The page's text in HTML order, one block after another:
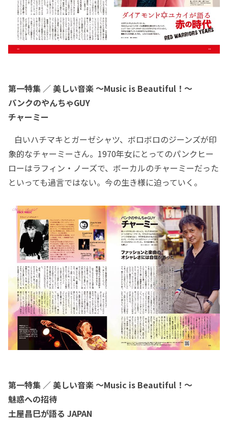
第一特集 ／ 美しい音楽 ～Music is Beautiful！～
パンクのやんちゃGUY
チャーミー
白いハチマキとガーゼシャツ、ボロボロのジーンズが印
象的なチャーミーさん。1970年女にとってのパンクヒー
ローはラフィン・ノーズで、ボーカルのチャーミーだった
といっても過言ではない。今の生き様に迫っていく。
第一特集 ／ 美しい音楽 ～Music is Beautiful！～
魅惑への招待
土屋昌巳が語る JAPAN